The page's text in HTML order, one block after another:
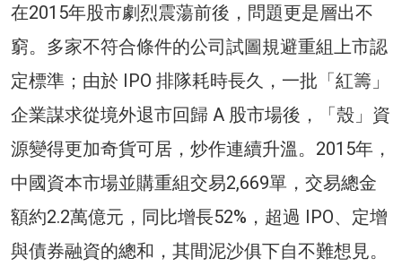
在2015年股市劇烈震蕩前後，問題更是層出不
窮。多家不符合條件的公司試圖規避重組上市認
定標準；由於 IPO 排隊耗時長久，一批「紅籌」
企業謀求從境外退市回歸 A 股市場後，「殼」資
源變得更加奇貨可居，炒作連續升溫。2015年，
中國資本市場並購重組交易2,669單，交易總金
額約2.2萬億元，同比增長52%，超過 IPO、定增
與債券融資的總和，其間泥沙俱下自不難想見。